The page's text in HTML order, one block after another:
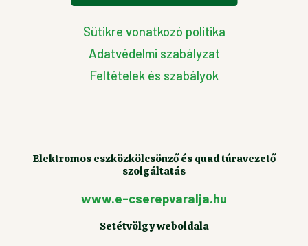
Sütikre vonatkozó politika
Adatvédelmi szabályzat
Feltételek és szabályok
Elektromos eszközkölcsönző és quad túravezető
szolgáltatás
www.e-cserepvaralja.hu
Setétvölgy weboldala